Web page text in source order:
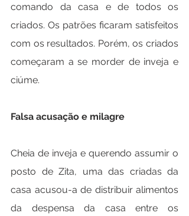
comando da casa e de todos os
criados. Os patrões ficaram satisfeitos
com os resultados. Porém, os criados
começaram a se morder de inveja e
ciúme.
Falsa acusação e milagre
Cheia de inveja e querendo assumir o
posto de Zita, uma das criadas da
casa acusou-a de distribuir alimentos
da despensa da casa entre os